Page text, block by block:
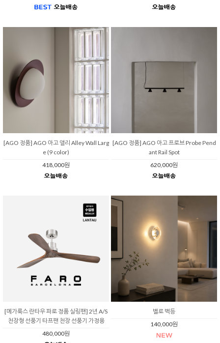
[AGO 정품] AGO 아고 앨리 Alley Wall Larg
e (9 color)
418,000원
[AGO 정품] AGO 아고 프로브 Probe Pend
ant Rail Spot
620,000원
[메가룩스 란타우 파로 정품 실링팬] 2년 A/S
천장형 선풍기 타프팬 천장 선풍기 가정용
480,000원
벨로 벽등
140,000원